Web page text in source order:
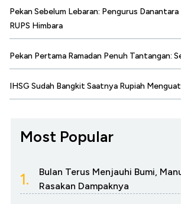
Pekan Sebelum Lebaran: Pengurus Danantara
RUPS Himbara
Pekan Pertama Ramadan Penuh Tantangan:
IHSG Sudah Bangkit Saatnya Rupiah Menguat
Most Popular
1.
Bulan Terus Menjauhi Bumi,
Rasakan Dampaknya